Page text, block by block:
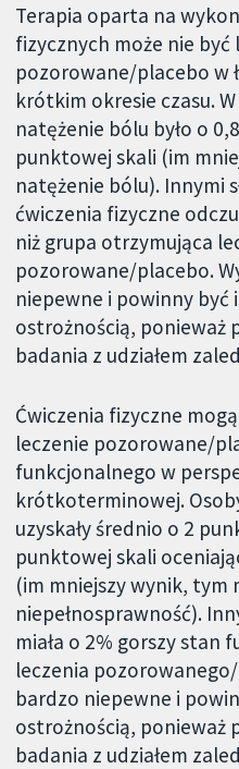
Terapia oparta na
fizycznych może nie być
pozorowane/placebo w
krótkim okresie czasu.
natężenie bólu było o
punktowej skali (im
natężenie bólu). Innymi
ćwiczenia fizyczne
niż grupa otrzymująca
pozorowane/placebo.
niepewne i powinny
ostrożnością, ponieważ
badania z udziałem
Ćwiczenia fizyczne
leczenie pozorowane/
funkcjonalnego w
krótkoterminowej.
uzyskały średnio o 2
punktowej skali
(im mniejszy wynik, tym
niepełnosprawność).
miała o 2% gorszy stan
leczenia
bardzo niepewne i
ostrożnością, ponieważ
badania z udziałem